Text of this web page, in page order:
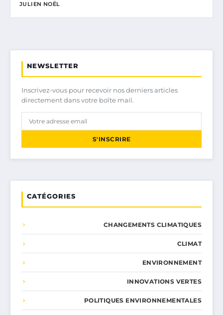
JULIEN NOËL
NEWSLETTER
Inscrivez-vous pour recevoir nos derniers articles
directement dans votre boîte mail.
S'INSCRIRE
CATÉGORIES
CHANGEMENTS CLIMATIQUES
CLIMAT
ENVIRONNEMENT
INNOVATIONS VERTES
POLITIQUES ENVIRONNEMENTALES